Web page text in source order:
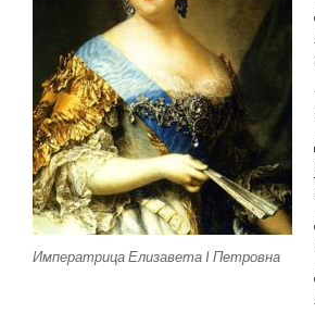
Императрица Елизавета I Петровна